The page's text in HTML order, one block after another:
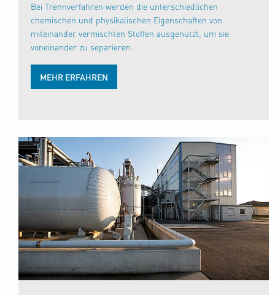
Bei Trennverfahren werden die unterschiedlichen
chemischen und physikalischen Eigenschaften von
miteinander vermischten Stoffen ausgenutzt, um sie
voneinander zu separieren.
MEHR ERFAHREN